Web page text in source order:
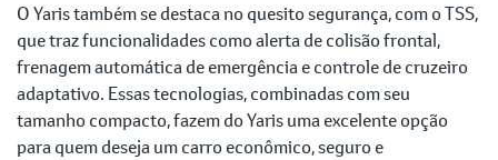
O Yaris também se destaca no quesito segurança, com o TSS,
que traz funcionalidades como alerta de colisão frontal,
frenagem automática de emergência e controle de cruzeiro
adaptativo. Essas tecnologias, combinadas com seu
tamanho compacto, fazem do Yaris uma excelente opção
para quem deseja um carro econômico, seguro e